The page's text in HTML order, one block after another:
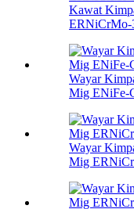
Kawat
ERNiCrMo-
Wayar
Mig ENiFe-
Wayar
Mig